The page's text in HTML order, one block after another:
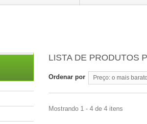
LISTA DE PRODUTOS
Ordenar por
Mostrando 1 - 4 de 4 itens